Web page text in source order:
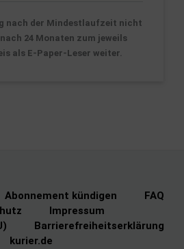
nach der Mindestlaufzeit nicht
nach 24 Monaten zum jeweils
als E-Paper-Leser weiter.
Abonnement kündigen
FAQ
Impressum
Barrierefreiheitserklärung
kurier.de